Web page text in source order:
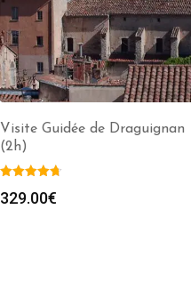
Visite Guidée de Draguignan
(2h)
329.00€